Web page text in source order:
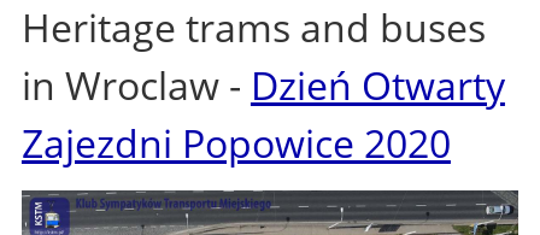
Heritage trams and buses
in Wroclaw - Dzień Otwarty
Zajezdni Popowice 2020